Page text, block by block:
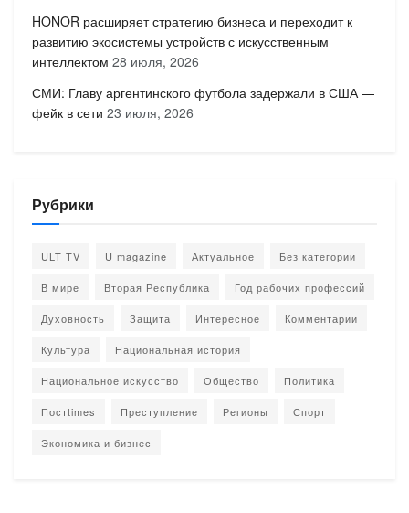
HONOR расширяет стратегию бизнеса и переходит к
развитию экосистемы устройств с искусственным
интеллектом 28 июля, 2026
СМИ: Главу аргентинского футбола задержали в США —
фейк в сети 23 июля, 2026
Рубрики
ULT TV U magazine Актуальное Без категории
В мире Вторая Республика Год рабочих профессий
Духовность Защита Интересное Комментарии
Культура Национальная история
Национальное искусство Общество Политика
Постtimes Преступление Регионы Спорт
Экономика и бизнес